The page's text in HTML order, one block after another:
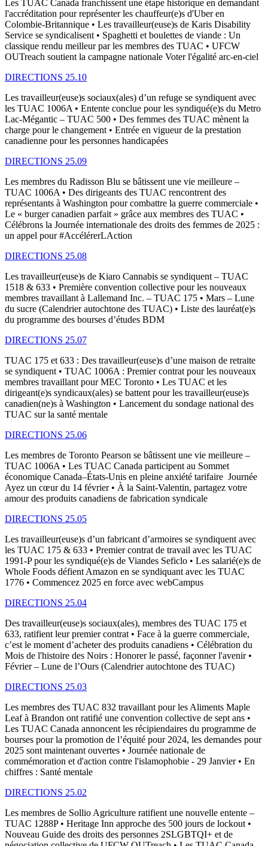
Les TUAC Canada franchissent une étape historique en demandant
l'accréditation pour représenter les chauffeur(e)s d'Uber en
Colombie-Britannique • Les travailleur(euse)s de Karis Disability
Service se syndicalisent • Spaghetti et boulettes de viande : Un
classique rendu meilleur par les membres des TUAC • UFCW
OUTreach soutient la campagne nationale Voter l'égalité arc-en-ciel
DIRECTIONS 25.10
Les travailleur(euse)s sociaux(ales) d’un refuge se syndiquent avec
les TUAC 1006A • Entente conclue pour les syndiqué(e)s du Metro
Lac-Mégantic – TUAC 500 • Des femmes des TUAC mènent la
charge pour le changement • Entrée en vigueur de la prestation
canadienne pour les personnes handicapées
DIRECTIONS 25.09
Les membres du Radisson Blu se bâtissent une vie meilleure –
TUAC 1006A • Des dirigeants des TUAC rencontrent des
représentants à Washington pour combattre la guerre commerciale •
Le « burger canadien parfait » grâce aux membres des TUAC •
Célébrons la Journée internationale des droits des femmes de 2025 :
un appel pour #AccélérerLAction
DIRECTIONS 25.08
Les travailleur(euse)s de Kiaro Cannabis se syndiquent – TUAC
1518 & 633 • Première convention collective pour les nouveaux
membres travaillant à Lallemand Inc. – TUAC 175 • Mars – Lune
du sucre (Calendrier autochtone des TUAC) • Liste des lauréat(e)s
du programme des bourses d’études BDM
DIRECTIONS 25.07
TUAC 175 et 633 : Des travailleur(euse)s d’une maison de retraite
se syndiquent • TUAC 1006A : Premier contrat pour les nouveaux
membres travaillant pour MEC Toronto • Les TUAC et les
dirigeant(e)s syndicaux(ales) se battent pour les travailleur(euse)s
canadien(ne)s à Washington • Lancement du sondage national des
TUAC sur la santé mentale
DIRECTIONS 25.06
Les membres de Toronto Pearson se bâtissent une vie meilleure –
TUAC 1006A • Les TUAC Canada participent au Sommet
économique Canada–États-Unis en pleine anxiété tarifaire Journée
Ayez un cœur du 14 février • À la Saint-Valentin, partagez votre
amour des produits canadiens de fabrication syndicale
DIRECTIONS 25.05
Les travailleur(euse)s d’un fabricant d’armoires se syndiquent avec
les TUAC 175 & 633 • Premier contrat de travail avec les TUAC
1991-P pour les syndiqué(e)s de Viandes Seficlo • Les salarié(e)s de
Whole Foods défient Amazon en se syndiquant avec les TUAC
1776 • Commencez 2025 en force avec webCampus
DIRECTIONS 25.04
Des travailleur(euse)s sociaux(ales), membres des TUAC 175 et
633, ratifient leur premier contrat • Face à la guerre commerciale,
c’est le moment d’acheter des produits canadiens • Célébration du
Mois de l'histoire des Noirs : Honorer le passé, façonner l'avenir •
Février – Lune de l’Ours (Calendrier autochtone des TUAC)
DIRECTIONS 25.03
Les membres des TUAC 832 travaillant pour les Aliments Maple
Leaf à Brandon ont ratifié une convention collective de sept ans •
Les TUAC Canada annoncent les récipiendaires du programme de
bourses pour la promotion de l’équité pour 2024, les demandes pour
2025 sont maintenant ouvertes • Journée nationale de
commémoration et d'action contre l'islamophobie - 29 Janvier • En
chiffres : Santé mentale
DIRECTIONS 25.02
Les membres de Sollio Agriculture ratifient une nouvelle entente –
TUAC 1288P • Heritage Inn approche des 500 jours de lockout •
Nouveau Guide des droits des personnes 2SLGBTQI+ et de